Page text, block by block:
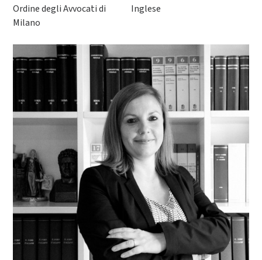
Ordine degli Avvocati di
Milano
Inglese